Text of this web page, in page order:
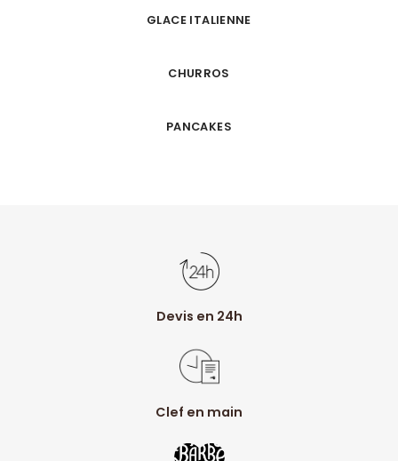
GLACE ITALIENNE
CHURROS
PANCAKES
Devis en 24h
Clef en main